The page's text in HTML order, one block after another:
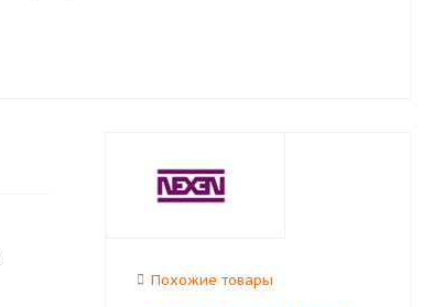
Похожие товары